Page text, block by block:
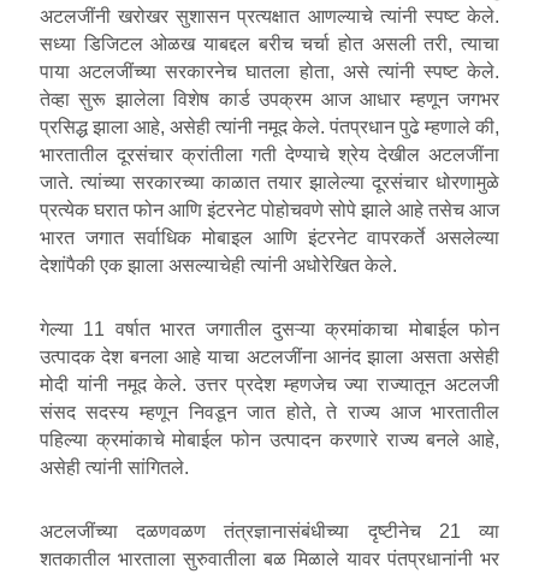
अटलजींनी खरोखर सुशासन प्रत्यक्षात आणल्याचे त्यांनी स्पष्ट केले.
सध्या डिजिटल ओळख याबद्दल बरीच चर्चा होत असली तरी, त्याचा
पाया अटलजींच्या सरकारनेच घातला होता, असे त्यांनी स्पष्ट केले.
तेव्हा सुरू झालेला विशेष कार्ड उपक्रम आज आधार म्हणून जगभर
प्रसिद्ध झाला आहे, असेही त्यांनी नमूद केले. पंतप्रधान पुढे म्हणाले की,
भारतातील दूरसंचार क्रांतीला गती देण्याचे श्रेय देखील अटलजींना
जाते. त्यांच्या सरकारच्या काळात तयार झालेल्या दूरसंचार धोरणामुळे
प्रत्येक घरात फोन आणि इंटरनेट पोहोचवणे सोपे झाले आहे तसेच आज
भारत जगात सर्वाधिक मोबाइल आणि इंटरनेट वापरकर्ते असलेल्या
देशांपैकी एक झाला असल्याचेही त्यांनी अधोरेखित केले.
गेल्या 11 वर्षात भारत जगातील दुसऱ्या क्रमांकाचा मोबाईल फोन
उत्पादक देश बनला आहे याचा अटलजींना आनंद झाला असता असेही
मोदी यांनी नमूद केले. उत्तर प्रदेश म्हणजेच ज्या राज्यातून अटलजी
संसद सदस्य म्हणून निवडून जात होते, ते राज्य आज भारतातील
पहिल्या क्रमांकाचे मोबाईल फोन उत्पादन करणारे राज्य बनले आहे,
असेही त्यांनी सांगितले.
अटलजींच्या दळणवळण तंत्रज्ञानासंबंधीच्या दृष्टीनेच 21 व्या
शतकातील भारताला सुरुवातीला बळ मिळाले यावर पंतप्रधानांनी भर